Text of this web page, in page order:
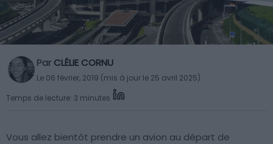
Par CLÉLIE CORNU
Le 06 février, 2019 (mis à jour le 25 avril 2025)
Temps de lecture: 3 minutes
Vous allez bientôt prendre un avion au départ de